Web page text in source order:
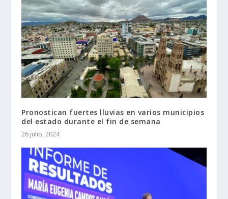
Pronostican fuertes lluvias en varios municipios
del estado durante el fin de semana
26 julio, 2024